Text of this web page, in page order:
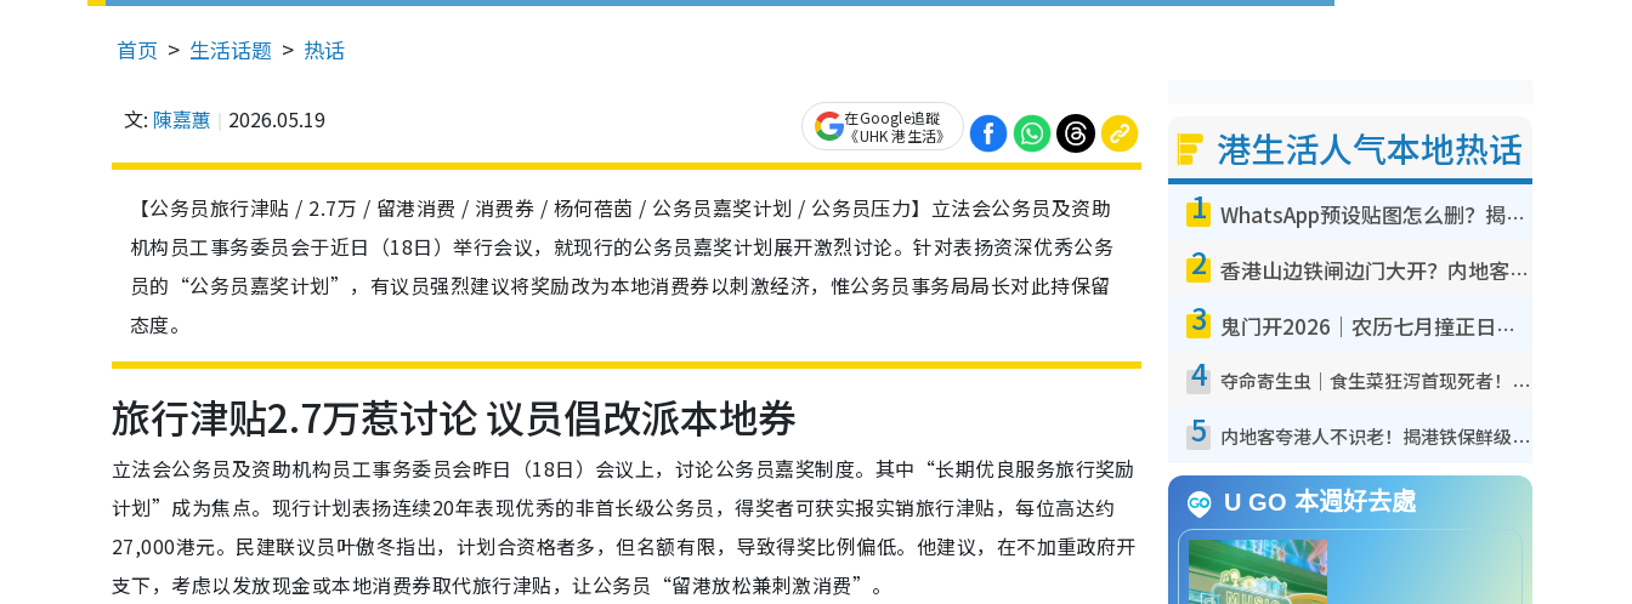
首页 生活话题 热话
文: 陳嘉蕙 2026.05.19
在Google追蹤
《UHK 港生活》
【公务员旅行津贴 / 2.7万 / 留港消费 / 消费券 / 杨何蓓茵 / 公务员嘉奖计划 / 公务员压力】立法会公务员及资助
机构员工事务委员会于近日（18日）举行会议，就现行的公务员嘉奖计划展开激烈讨论。针对表扬资深优秀公务
员的“公务员嘉奖计划”，有议员强烈建议将奖励改为本地消费券以刺激经济，惟公务员事务局局长对此持保留
态度。
旅行津贴2.7万惹讨论 议员倡改派本地券
立法会公务员及资助机构员工事务委员会昨日（18日）会议上，讨论公务员嘉奖制度。其中“长期优良服务旅行奖励
计划”成为焦点。现行计划表扬连续20年表现优秀的非首长级公务员，得奖者可获实报实销旅行津贴，每位高达约
27,000港元。民建联议员叶傲冬指出，计划合资格者多，但名额有限，导致得奖比例偏低。他建议，在不加重政府开
支下，考虑以发放现金或本地消费券取代旅行津贴，让公务员“留港放松兼刺激消费”。
港生活人气本地热话
1 WhatsApp预设贴图怎么删？揭秘1招“反向操作”还原简洁界面 附3步实测教程
2 香港山边铁闸边门大开？内地客困惑意义何在！网友神回复：这种叫法理性防御
3 鬼门开2026｜农历七月撞正日全食特别邪？专家警告切忌做一事！揭4大禁忌+2招保平安
4 夺命寄生虫｜食生菜狂泻首现死者！疫潮恶化录1.8万宗病例 揭洗菜3大谬误
5 内地客夸港人不识老！揭港铁保鲜级冷气 港人求放过：别投诉
U GO 本週好去處